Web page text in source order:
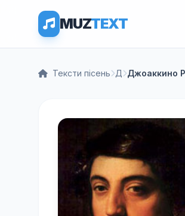
MUZTEXT
Тексти пісень Д Джоаккино